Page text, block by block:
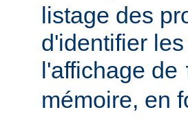
listage des
d'identifier
l'affichage de
mémoire, en